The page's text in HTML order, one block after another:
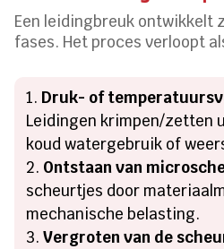
Een leidingbreuk ontwikkelt
fases. Het proces verloopt
Druk- of
Leidingen krimpen/zetten
koud watergebruik of
Ontstaan van
scheurtjes door
mechanische belasting.
Vergroten van de